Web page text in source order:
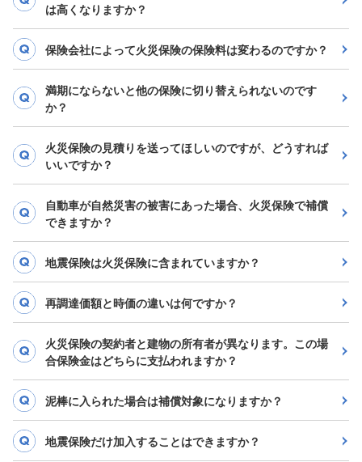
は高くなりますか？
保険会社によって火災保険の保険料は変わるのですか？
満期にならないと他の保険に切り替えられないのです
か？
火災保険の見積りを送ってほしいのですが、どうすれば
いいですか？
自動車が自然災害の被害にあった場合、火災保険で補償
できますか？
地震保険は火災保険に含まれていますか？
再調達価額と時価の違いは何ですか？
火災保険の契約者と建物の所有者が異なります。この場
合保険金はどちらに支払われますか？
泥棒に入られた場合は補償対象になりますか？
地震保険だけ加入することはできますか？